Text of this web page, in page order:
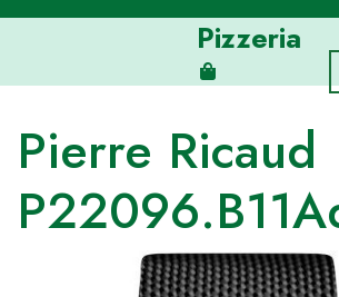
Skip
Pizzeria
Pierre Ricaud